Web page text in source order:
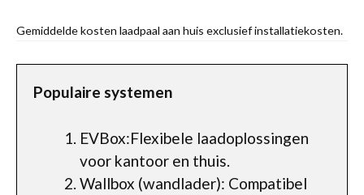
Gemiddelde kosten laadpaal aan huis exclusief installatiekosten.
Populaire systemen
EVBox:Flexibele laadoplossingen
voor kantoor en thuis.
Wallbox (wandlader): Compatibel